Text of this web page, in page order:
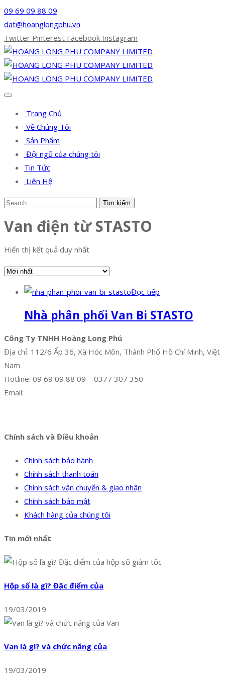
09 69 09 88 09
dat@hoanglongphu.vn
Twitter Pinterest Facebook Instagram
Trang Chủ
Về Chúng Tôi
Sản Phẩm
Đội ngũ của chúng tôi
Tin Tức
Liên Hệ
Van điện từ STASTO
Hiển thị kết quả duy nhất
Đọc tiếp
Nhà phân phối Van Bi STASTO
Công Ty TNHH Hoàng Long Phú
Địa chỉ: 112/6 Ấp 36, Xã Hóc Môn, Thành Phố Hồ Chí Minh, Việt
Nam
Hotline: 09 69 09 88 09 – 0377 307 350
Email:
Chính sách và Điều khoản
Chính sách bảo hành
Chính sách thanh toán
Chính sách vận chuyển & giao nhận
Chính sách bảo mật
Khách hàng của chúng tôi
Tin mới nhất
Hộp số là gì? Đặc điểm của
19/03/2019
Van là gì? và chức năng của
19/03/2019